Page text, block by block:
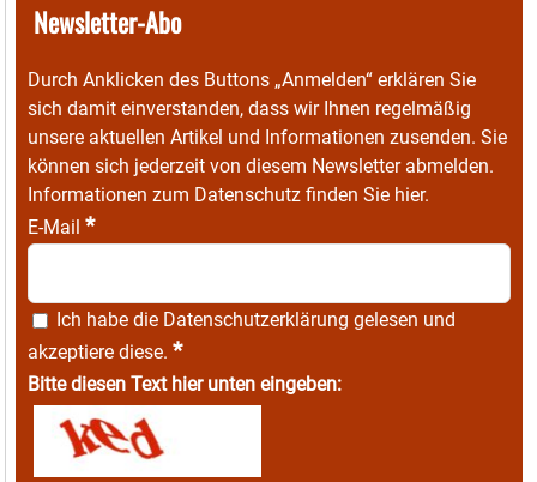
Newsletter-Abo
Durch Anklicken des Buttons „Anmelden“ erklären Sie
sich damit einverstanden, dass wir Ihnen regelmäßig
unsere aktuellen Artikel und Informationen zusenden. Sie
können sich jederzeit von diesem Newsletter abmelden.
Informationen zum Datenschutz finden Sie hier.
E-Mail *
Ich habe die Datenschutzerklärung gelesen und
akzeptiere diese. *
Bitte diesen Text hier unten eingeben: